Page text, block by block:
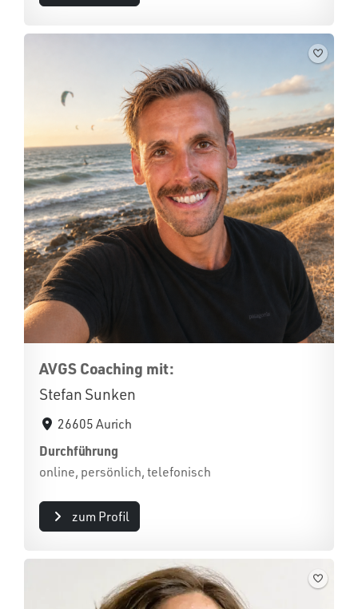
AVGS Coaching mit:
Stefan Sunken
26605 Aurich
Durchführung
online, persönlich, telefonisch
zum Profil